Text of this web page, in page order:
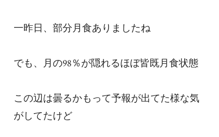
一昨日、部分月食ありましたね
でも、月の98％が隠れるほぼ皆既月食状態
この辺は曇るかもって予報が出てた様な気
がしてたけど